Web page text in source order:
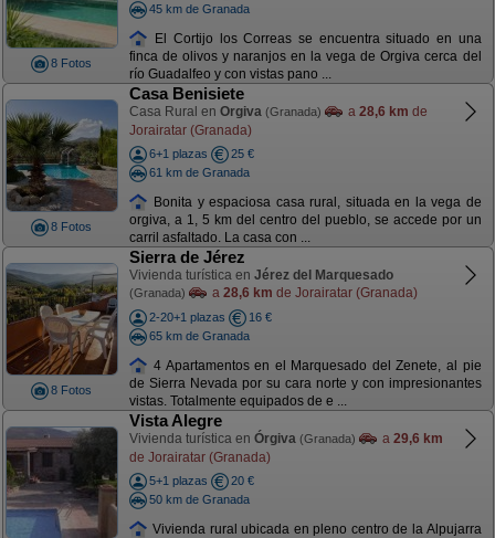
8 Fotos
45 km de Granada
El Cortijo los Correas se encuentra situado en una
finca de olivos y naranjos en la vega de Orgiva cerca del
río Guadalfeo y con vistas pano ...
8 Fotos
Casa Benisiete
Casa Rural en Orgiva (Granada) a 28,6 km de
Jorairatar (Granada)
6+1 plazas
25 €
61 km de Granada
Bonita y espaciosa casa rural, situada en la vega de
orgiva, a 1, 5 km del centro del pueblo, se accede por un
carril asfaltado. La casa con ...
8 Fotos
Sierra de Jérez
Vivienda turística en Jérez del Marquesado
(Granada) a 28,6 km de Jorairatar (Granada)
2-20+1 plazas
16 €
65 km de Granada
4 Apartamentos en el Marquesado del Zenete, al pie
de Sierra Nevada por su cara norte y con impresionantes
vistas. Totalmente equipados de e ...
Vista Alegre
Vivienda turística en Órgiva (Granada) a 29,6 km
de Jorairatar (Granada)
5+1 plazas
20 €
50 km de Granada
Vivienda rural ubicada en pleno centro de la Alpujarra